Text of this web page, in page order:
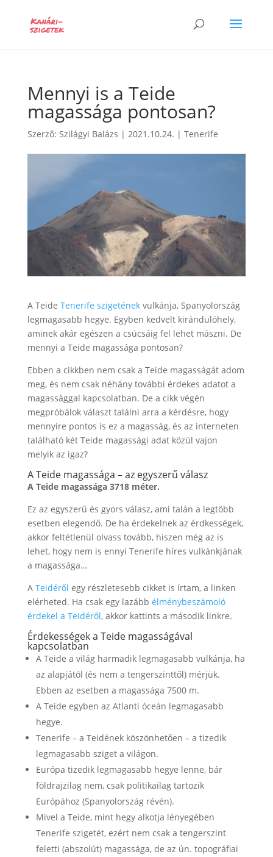
Mennyi is a Teide
magassága pontosan?
Szerző: Szilágyi Balázs | 2021.10.24. | Tenerife
A Teide Tenerife szigeténekvulkánja, Spanyolország
legmagasabb hegye. Egyben kedvelt kirándulóhely,
aminek akár egészen a csúcsáig fel lehet mászni. De
mennyi a Teide magassága pontosan?
Ebben a cikkben nem csak a Teide magasságát adom
meg, és nem csak néhány további érdekes adatot a
magassággal kapcsolatban. De a cikk végén
megpróbálok választ találni arra a kérdésre, hogy
mennyire pontos is ez a magasság, és az interneten
található két Teide magassági adat közül vajon
melyik az igaz?
A Teide magassága – az egyszerű válasz
A Teide magassága 3718 méter.
Ez az egyszerű és gyors válasz, ami talán a legtöbb
esetben elegendő. De ha érdekelnek az érdkességek,
akkor feltétlenül olvass tovább, hiszen még az is
lehet, hogy nem is ennyi Tenerife híres vulkánkjának
a magassága…
A Teidéről egy részletesebb cikket is írtam, a linken
elérheted. Ha csak egy lazább élménybeszámoló
érdekel a Teidéről, akkor kattints a második linkre.
Érdekességek a Teide magasságával
kapcsolatban
A Teide a világ harmadik legmagasabb vulkánja, ha
az alapjától (és nem a tengerszinttől) mérjük.
Ebben az esetben a magassága 7500 m.
A Teide egyben az Atlanti óceán legmagasabb
hegye.
Tenerife – a Teidének köszönhetően – a tizedik
legmagasabb sziget a világon.
Európa tizedik legmagasabb hegye lenne, bár
földrajzilag nem, csak politikailag tartozik
Európához (Spanyolország révén).
Mivel a Teide, mint hegy alkotja lényegében
Tenerife szigetét, ezért nem csak a tengerszint
feletti (abszolút) magassága, de az ún. topográfiai